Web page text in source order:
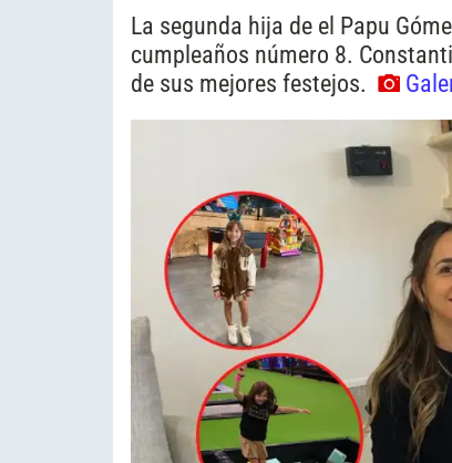
La segunda hija de el Papu
cumpleaños número 8.
de sus mejores festejos.